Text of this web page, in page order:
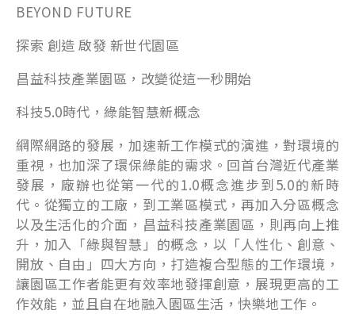
BEYOND FUTURE
探索 創造 啟發 新世代園區
昌益科技產業園區，改變從這一秒開始
科技5.0時代，綠能智慧新概念
網際網路的發展，加速新工作模式的演進，對環境的
重視，也加深了環保綠能的需求。回首台灣近代產業
發展，廠辦也從第一代的1.0概念進步到5.0的新時
代。從獨立的工廠，到工業區模式，再加入分區概念
以及生活化的介面，昌益科技產業園區，則再向上推
升，加入「綠與智慧」的概念，以「人性化、創意、
開放、自由」四大方向，打造複合型態的工作環境，
讓園區工作者能更有效率地發揮創意，展現更高的工
作效能，並且自在地融入園區生活，快樂地工作。